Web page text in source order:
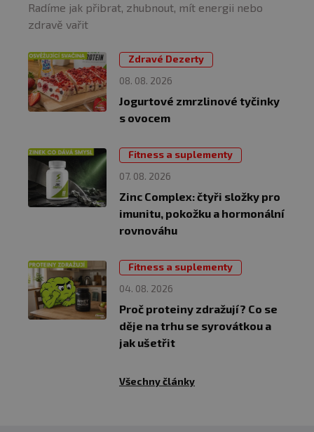
Radíme jak přibrat, zhubnout, mít energii nebo
zdravě vařit
08. 08. 2026
Zdravé Dezerty
Jogurtové zmrzlinové tyčinky
s ovocem
07. 08. 2026
Fitness a suplementy
Zinc Complex: čtyři složky pro
imunitu, pokožku a hormonální
rovnováhu
04. 08. 2026
Fitness a suplementy
Proč proteiny zdražují? Co se
děje na trhu se syrovátkou a
jak ušetřit
Všechny články